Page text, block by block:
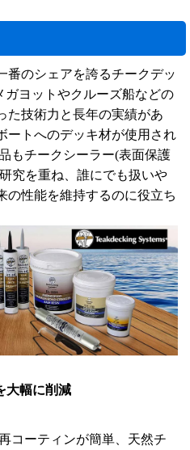
番のシェアを誇るチークデッ
ガヨットやクルーズ船などの
た技術力と長年の実績があ
ートへのデッキ材が使用され
もチークシーラー(表面保護
究を重ね、誰にでも扱いや
の性能を維持するのに役立ち
大幅に削減
コーティンが簡単、天然チ